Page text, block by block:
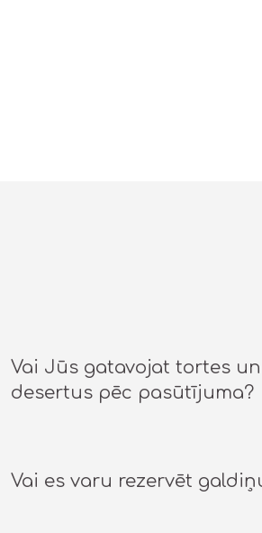
Vai Jūs gatavojat tortes
desertus pēc pasūtījuma?
Vai es varu rezervēt